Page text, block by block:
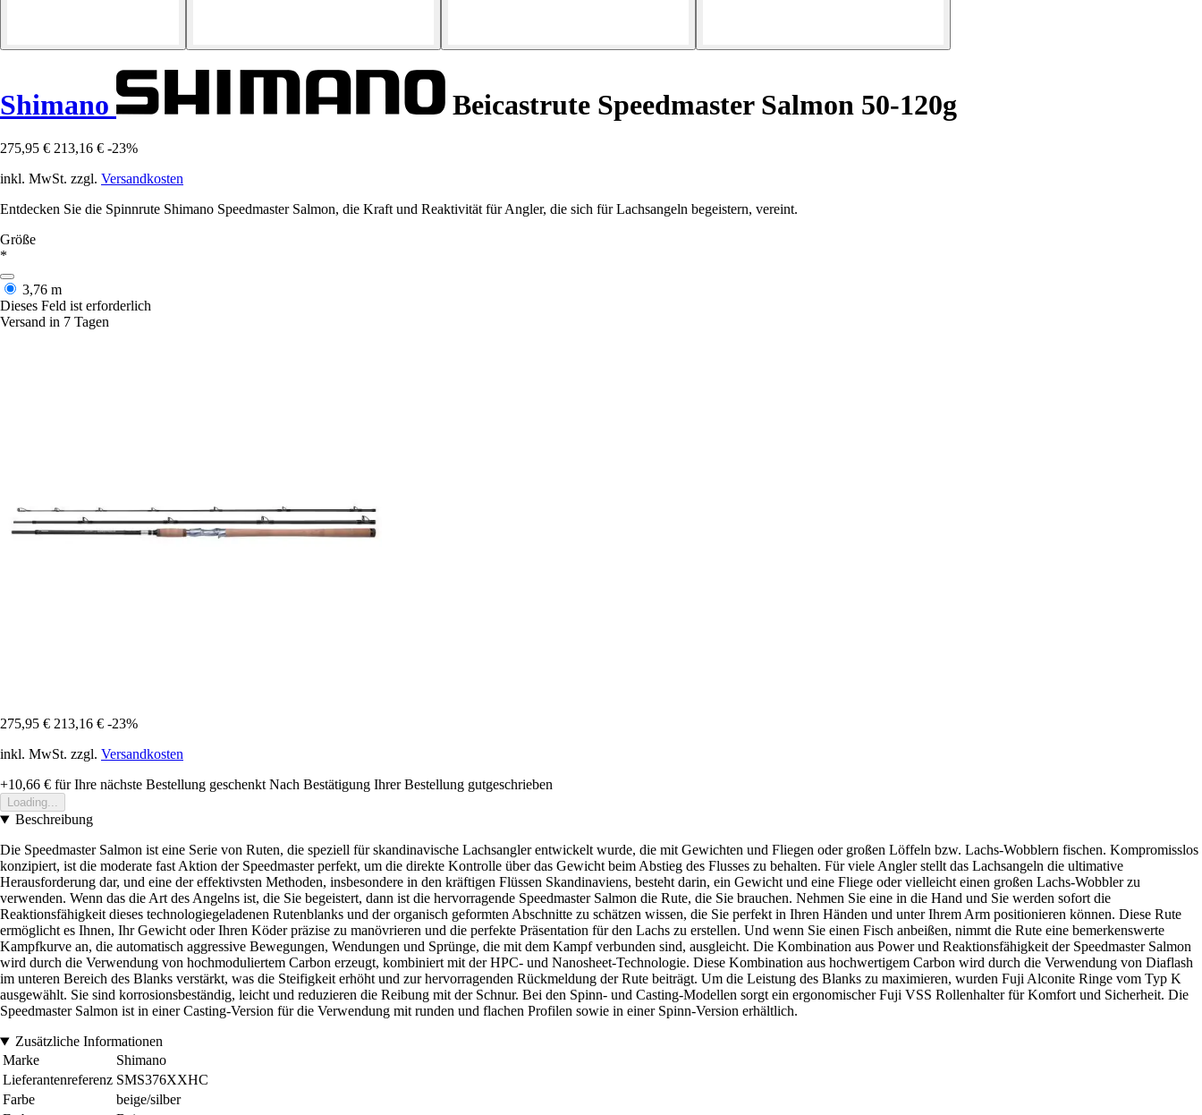
Shimano Beicastrute Speedmaster Salmon 50-120g
275,95 € 213,16 € -23%
inkl. MwSt. zzgl. Versandkosten
Entdecken Sie die Spinnrute Shimano Speedmaster Salmon, die Kraft und Reaktivität für Angler, die sich für Lachsangeln begeistern, vereint.
Größe
*
3,76 m
Dieses Feld ist erforderlich
Versand in 7 Tagen
275,95 € 213,16 € -23%
inkl. MwSt. zzgl. Versandkosten
+10,66 € für Ihre nächste Bestellung geschenkt Nach Bestätigung Ihrer Bestellung gutgeschrieben
Loading...
Beschreibung
Die Speedmaster Salmon ist eine Serie von Ruten, die speziell für skandinavische Lachsangler entwickelt wurde, die mit Gewichten und Fliegen oder großen Löffeln bzw. Lachs-Wobblern fischen. Kompromisslos
konzipiert, ist die moderate fast Aktion der Speedmaster perfekt, um die direkte Kontrolle über das Gewicht beim Abstieg des Flusses zu behalten. Für viele Angler stellt das Lachsangeln die ultimative
Herausforderung dar, und eine der effektivsten Methoden, insbesondere in den kräftigen Flüssen Skandinaviens, besteht darin, ein Gewicht und eine Fliege oder vielleicht einen großen Lachs-Wobbler zu
verwenden. Wenn das die Art des Angelns ist, die Sie begeistert, dann ist die hervorragende Speedmaster Salmon die Rute, die Sie brauchen. Nehmen Sie eine in die Hand und Sie werden sofort die
Reaktionsfähigkeit dieses technologiegeladenen Rutenblanks und der organisch geformten Abschnitte zu schätzen wissen, die Sie perfekt in Ihren Händen und unter Ihrem Arm positionieren können. Diese Rute
ermöglicht es Ihnen, Ihr Gewicht oder Ihren Köder präzise zu manövrieren und die perfekte Präsentation für den Lachs zu erstellen. Und wenn Sie einen Fisch anbeißen, nimmt die Rute eine bemerkenswerte
Kampfkurve an, die automatisch aggressive Bewegungen, Wendungen und Sprünge, die mit dem Kampf verbunden sind, ausgleicht. Die Kombination aus Power und Reaktionsfähigkeit der Speedmaster Salmon
wird durch die Verwendung von hochmoduliertem Carbon erzeugt, kombiniert mit der HPC- und Nanosheet-Technologie. Diese Kombination aus hochwertigem Carbon wird durch die Verwendung von Diaflash
im unteren Bereich des Blanks verstärkt, was die Steifigkeit erhöht und zur hervorragenden Rückmeldung der Rute beiträgt. Um die Leistung des Blanks zu maximieren, wurden Fuji Alconite Ringe vom Typ K
ausgewählt. Sie sind korrosionsbeständig, leicht und reduzieren die Reibung mit der Schnur. Bei den Spinn- und Casting-Modellen sorgt ein ergonomischer Fuji VSS Rollenhalter für Komfort und Sicherheit. Die
Speedmaster Salmon ist in einer Casting-Version für die Verwendung mit runden und flachen Profilen sowie in einer Spinn-Version erhältlich.
Zusätzliche Informationen
Marke
Shimano
Lieferantenreferenz SMS376XXHC
Farbe
beige/silber